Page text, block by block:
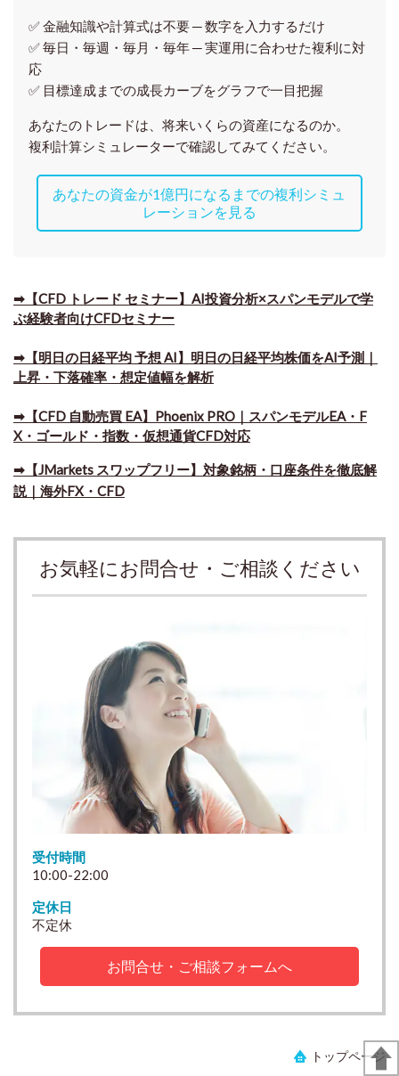
✅ 金融知識や計算式は不要 ─ 数字を入力するだけ
✅ 毎日・毎週・毎月・毎年 ─ 実運用に合わせた複利に対
応
✅ 目標達成までの成長カーブをグラフで一目把握
あなたのトレードは、将来いくらの資産になるのか。
複利計算シミュレーターで確認してみてください。
あなたの資金が1億円になるまでの複利シミュ
レーションを見る
➡【CFD トレード セミナー】AI投資分析×スパンモデルで学
ぶ経験者向けCFDセミナー
➡【明日の日経平均 予想 AI】明日の日経平均株価をAI予測｜
上昇・下落確率・想定値幅を解析
➡​【CFD 自動売買 EA】Phoenix PRO｜スパンモデルEA・F
X・ゴールド・指数・仮想通貨CFD対応
➡​【JMarkets スワップフリー】対象銘柄・口座条件を徹底解
説｜海外FX・CFD
お気軽にお問合せ・ご相談ください
受付時間
10:00-22:00
定休日
不定休
お問合せ・ご相談フォームへ
トップページ